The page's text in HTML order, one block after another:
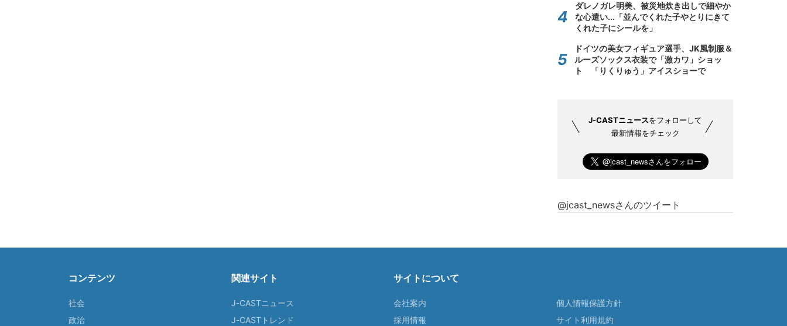
ダレノガレ明美、被災地炊き出しで細やか
な心遣い...「並んでくれた子やとりにきて
くれた子にシールを」
ドイツの美女フィギュア選手、JK風制服＆
ルーズソックス衣装で「激カワ」ショッ
ト 「りくりゅう」アイスショーで
J-CASTニュースをフォローして
最新情報をチェック
@jcast_newsさんのツイート
コンテンツ
社会
政治
関連サイト
J-CASTニュース
J-CASTトレンド
サイトについて
会社案内
採用情報
個人情報保護方針
サイト利用規約